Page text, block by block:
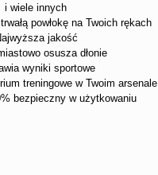
i wiele innych
powłokę na Twoich rękach
jakość
osusza dłonie
wyniki sportowe
treningowe w Twoim arsenale
bezpieczny w użytkowaniu